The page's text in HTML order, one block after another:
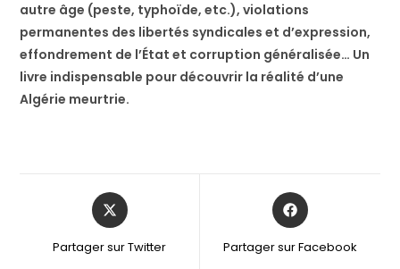
autre âge (peste, typhoïde, etc.), violations
permanentes des libertés syndicales et d’expression,
effondrement de l’État et corruption généralisée… Un
livre indispensable pour découvrir la réalité d’une
Algérie meurtrie.
Partager sur Twitter Partager sur Facebook